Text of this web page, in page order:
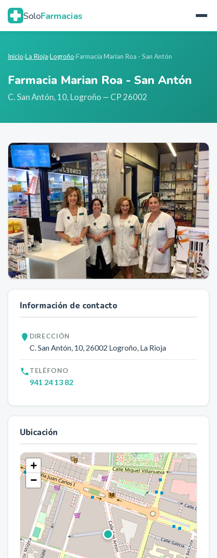
SoloFarmacias
Inicio›La Rioja›Logroño›Farmacia Marian Roa - San Antón
Farmacia Marian Roa - San Antón
C. San Antón, 10, Logroño — CP 26002
Información de contacto
DIRECCIÓN
C. San Antón, 10, 26002 Logroño, La Rioja
TELÉFONO
941 24 13 82
Ubicación
+
−